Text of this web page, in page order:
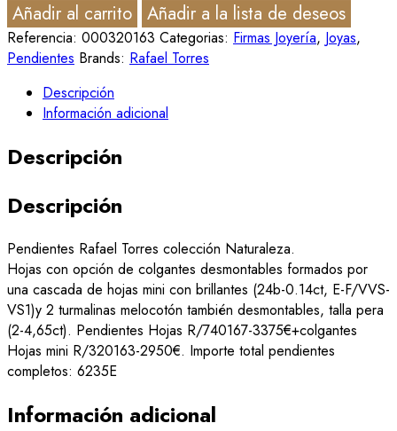
Añadir al carrito Añadir a la lista de deseos
Referencia: 000320163 Categorias: Firmas Joyería, Joyas,
Pendientes Brands: Rafael Torres
Descripción
Información adicional
Descripción
Descripción
Pendientes Rafael Torres colección Naturaleza.
Hojas con opción de colgantes desmontables formados por
una cascada de hojas mini con brillantes (24b-0.14ct, E-F/VVS-
VS1)y 2 turmalinas melocotón también desmontables, talla pera
(2-4,65ct). Pendientes Hojas R/740167-3375€+colgantes
Hojas mini R/320163-2950€. Importe total pendientes
completos: 6235E
Información adicional